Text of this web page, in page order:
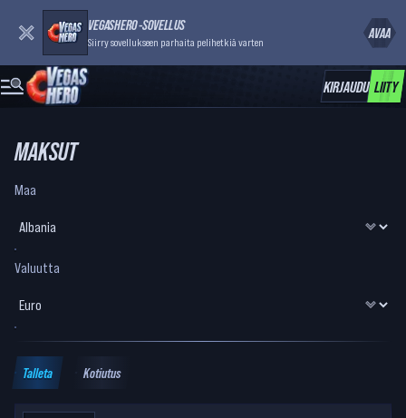
VEGASHERO -SOVELLUS
Siirry sovellukseen parhaita pelihetkiä varten
AVAA
KIRJAUDU LIITY
MAKSUT
Maa
Valuutta
Talleta Kotiutus